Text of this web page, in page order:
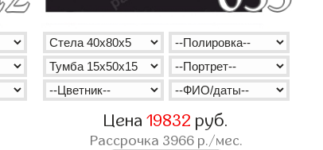
Цена19832 руб.
Рассрочка 3966р./мес.